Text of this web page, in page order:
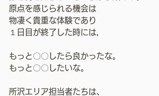
原点を感じられる機会は
物凄く貴重な体験であり
１日目が終了した時には，
もっと〇〇したら良かったな。
もっと〇〇したいな。
所沢エリア担当者たちは、